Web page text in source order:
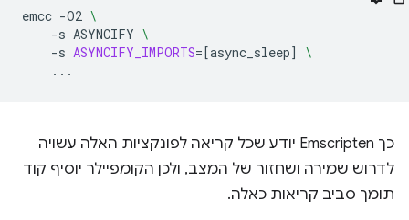
emcc -O2 \
-s ASYNCIFY \
-s ASYNCIFY_IMPORTS=[async_sleep]
\
כך Emscripten יודע שכל קריאה לפונקציות האלה עשויה
לדרוש שמירה ושחזור של המצב, ולכן הקומפיילר יוסיף קוד
תומך סביב קריאות כאלה.